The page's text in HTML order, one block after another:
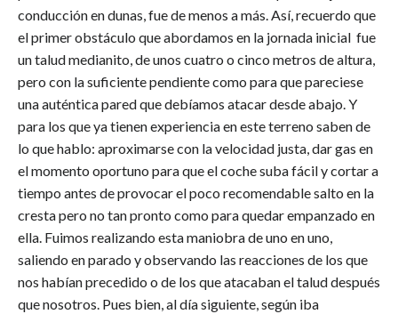
conducción en dunas, fue de menos a más. Así, recuerdo que
el primer obstáculo que abordamos en la jornada inicial fue
un talud medianito, de unos cuatro o cinco metros de altura,
pero con la suficiente pendiente como para que pareciese
una auténtica pared que debíamos atacar desde abajo. Y
para los que ya tienen experiencia en este terreno saben de
lo que hablo: aproximarse con la velocidad justa, dar gas en
el momento oportuno para que el coche suba fácil y cortar a
tiempo antes de provocar el poco recomendable salto en la
cresta pero no tan pronto como para quedar empanzado en
ella. Fuimos realizando esta maniobra de uno en uno,
saliendo en parado y observando las reacciones de los que
nos habían precedido o de los que atacaban el talud después
que nosotros. Pues bien, al día siguiente, según iba